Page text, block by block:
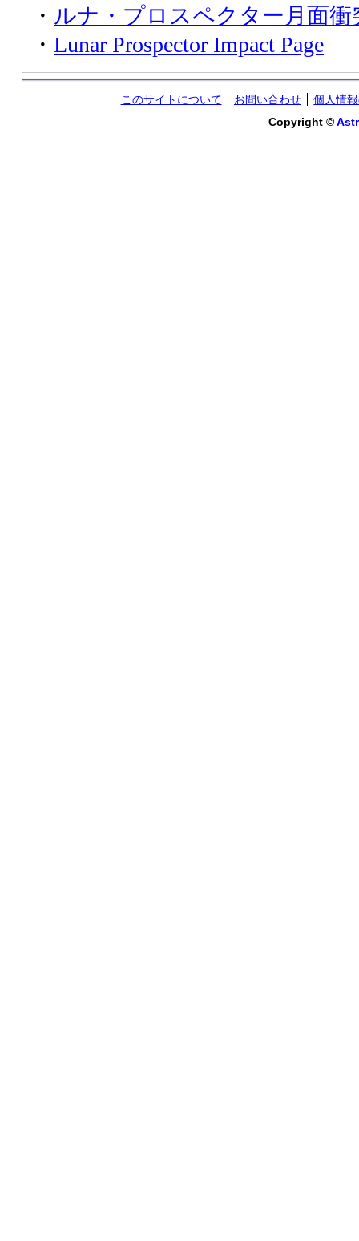
・ ルナ・プロスペクター月面
・ Lunar Prospector Impact Page
このサイトについて お問い合わせ
個人情
Copyright ©